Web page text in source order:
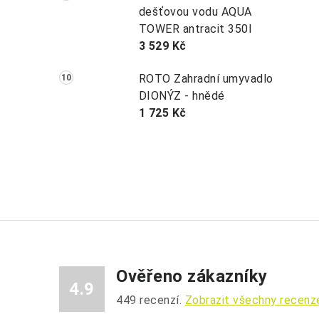
dešťovou vodu AQUA
TOWER antracit 350l
3 529 Kč
ROTO Zahradní umyvadlo
DIONÝZ - hnědé
1 725 Kč
4.9
Ověřeno zákazníky
449 recenzí. Zobrazit všechny